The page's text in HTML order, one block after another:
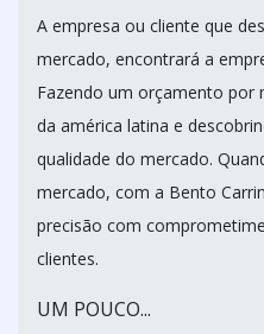
A empresa ou cliente que
mercado, encontrará a
Fazendo um orçamento por
da américa latina e
qualidade do mercado.
mercado, com a Bento
precisão com
clientes.
UM POUCO...